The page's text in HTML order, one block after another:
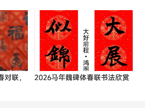
联，
2026马年魏碑体春联书法欣赏